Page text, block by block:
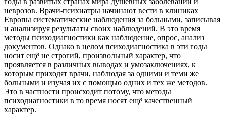
годы в развитых странах мира душевных заболеваний и
неврозов. Врачи-психиатры начинают вести в клиниках
Европы систематические наблюдения за больными, записывая
и анализируя результаты своих наблюдений. В это время
методы психодиагностики как наблюдение, опрос, анализ
документов. Однако в целом психодиагностика в эти годы
носит ещё не строгий, произвольный характер, что
проявляется в различных выводах и умозаключениях, к
которым приходят врачи, наблюдая за одними и теми же
больными и изучая их с помощью одних и тех же методов.
Это в частности происходит потому, что методы
психодиагностики в то время носят ещё качественный
характер.